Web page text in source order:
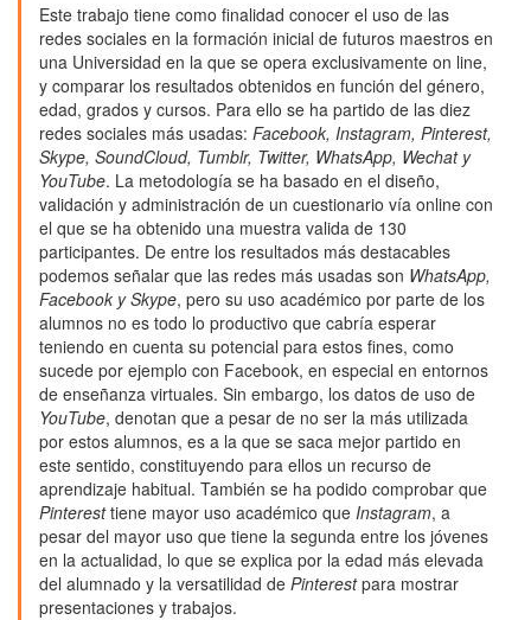
Este trabajo tiene como finalidad conocer el uso de las
redes sociales en la formación inicial de futuros maestros en
una Universidad en la que se opera exclusivamente on line,
y comparar los resultados obtenidos en función del género,
edad, grados y cursos. Para ello se ha partido de las diez
redes sociales más usadas: Facebook, Instagram, Pinterest,
Skype, SoundCloud, Tumblr, Twitter, WhatsApp, Wechat y
YouTube. La metodología se ha basado en el diseño,
validación y administración de un cuestionario vía online con
el que se ha obtenido una muestra valida de 130
participantes. De entre los resultados más destacables
podemos señalar que las redes más usadas son WhatsApp,
Facebook y Skype, pero su uso académico por parte de los
alumnos no es todo lo productivo que cabría esperar
teniendo en cuenta su potencial para estos fines, como
sucede por ejemplo con Facebook, en especial en entornos
de enseñanza virtuales. Sin embargo, los datos de uso de
YouTube, denotan que a pesar de no ser la más utilizada
por estos alumnos, es a la que se saca mejor partido en
este sentido, constituyendo para ellos un recurso de
aprendizaje habitual. También se ha podido comprobar que
Pinteresttiene mayor uso académico que Instagram, a
pesar del mayor uso que tiene la segunda entre los jóvenes
en la actualidad, lo que se explica por la edad más elevada
del alumnado y la versatilidad de Pinterestpara mostrar
presentaciones y trabajos.